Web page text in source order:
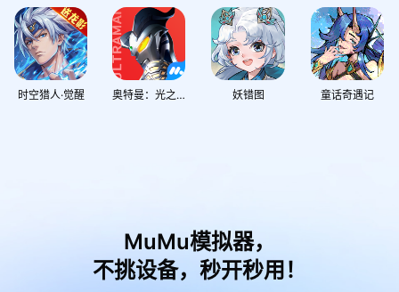
时空猎人·觉醒 奥特曼：光之战士 妖错图 童话奇遇记
MuMu模拟器，
不挑设备，秒开秒用！